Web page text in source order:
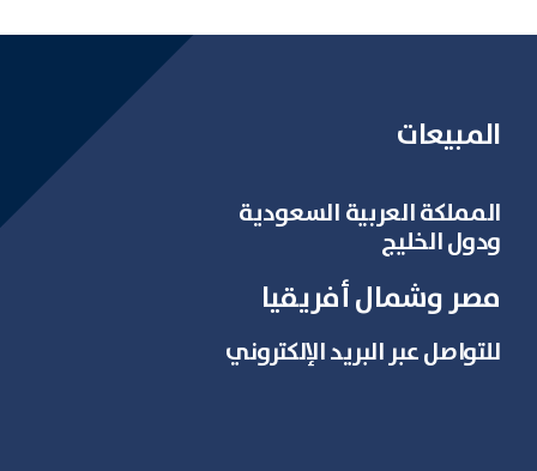
المبيعات
المملكة العربية السعودية
ودول الخليج
مصر وشمال أفريقيا
للتواصل عبر البريد الإلكتروني